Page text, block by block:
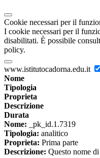
Cookie necessari per il
I cookie necessari per il
disabilitati. È possibile
policy.
www.istitutocadorna.edu.it
Nome
Tipologia
Proprieta
Descrizione
Durata
Nome: _pk_id.1.7319
Tipologia: analitico
Proprieta: Prima parte
Descrizione: Questo nome